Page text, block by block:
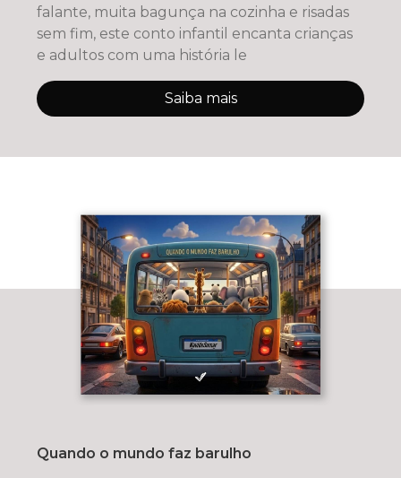
falante, muita bagunça na cozinha e risadas
sem fim, este conto infantil encanta crianças
e adultos com uma história le
Saiba mais
Quando o mundo faz barulho